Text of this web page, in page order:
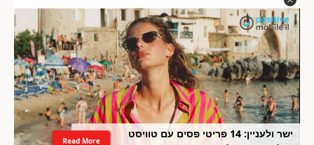
ישר ולעניין: 14 פריטי פסים עם טוויסט
Read More